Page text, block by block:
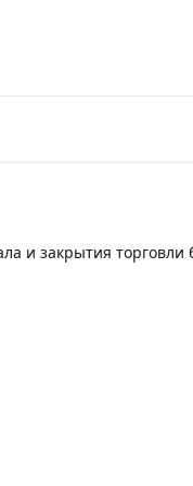
и закрытия торговли